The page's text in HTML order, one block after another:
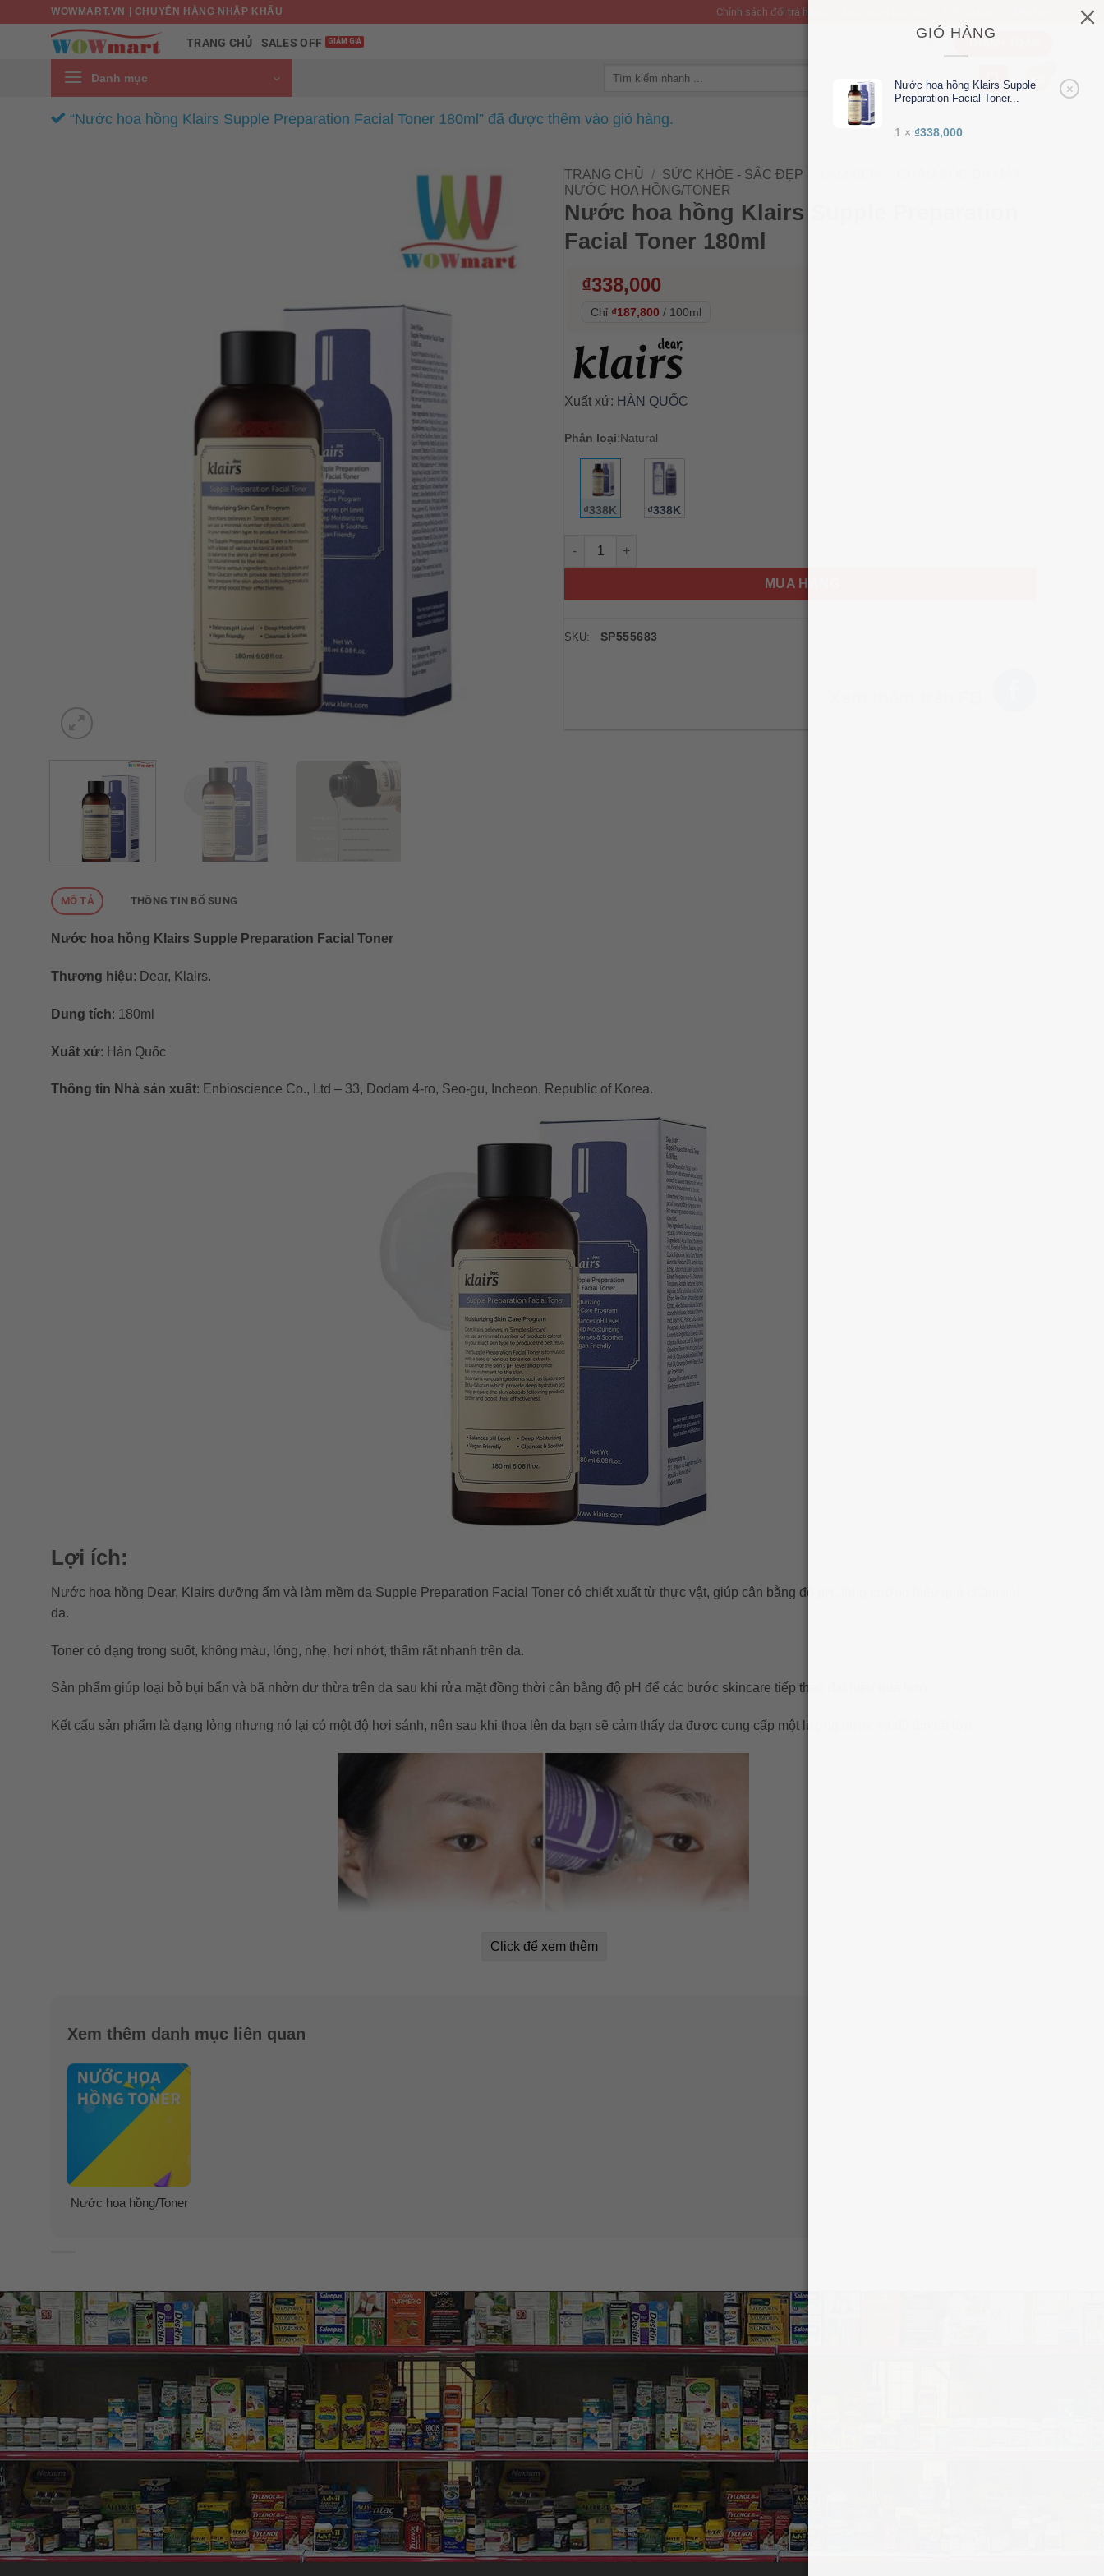
GIỎ HÀNG
×
Nước hoa hồng Klairs Supple
Preparation Facial Toner...
1 × ₫338,000
WOWMART.VN | CHUYÊN HÀNG NHẬP KHẨU Chính sách đổi trả hàng
TRANG CHỦ SALES OFF
Danh mục
“Nước hoa hồng Klairs Supple Preparation Facial Toner 180ml” đã được thêm vào giỏ hàng.
TRANG CHỦ / SỨC KHỎE - SẮC ĐẸP
NƯỚC HOA HỒNG/TONER
Nước hoa hồng Klairs Supple Preparation
Facial Toner 180ml
₫338,000
Chỉ ₫187,800 / 100ml
Xuất xứ: HÀN QUỐC
Phân loại:Natural
₫338K ₫338K
Nước hoa hồng Klairs Supple Preparation Facial Toner 180ml số lượng
MUA HÀNG
SKU: SP555683
MÔ TẢ THÔNG TIN BỔ SUNG
Nước hoa hồng Klairs Supple Preparation Facial Toner
Thương hiệu: Dear, Klairs.
Dung tích: 180ml
Xuất xứ: Hàn Quốc
Thông tin Nhà sản xuất: Enbioscience Co., Ltd – 33, Dodam 4-ro, Seo-gu, Incheon, Republic of Korea.
Lợi ích:
Nước hoa hồng Dear, Klairs dưỡng ẩm và làm mềm da Supple Preparation Facial Toner có chiết xuất từ thực vật, giúp cân bằng độ pH, tăng cường hiệu quả chăm sóc
da.
Toner có dạng trong suốt, không màu, lỏng, nhẹ, hơi nhớt, thấm rất nhanh trên da.
Sản phẩm giúp loại bỏ bụi bẩn và bã nhờn dư thừa trên da sau khi rửa mặt đồng thời cân bằng độ pH để các bước skincare tiếp theo đạt hiệu quả hơn.
Kết cấu sản phẩm là dạng lỏng nhưng nó lại có một độ hơi sánh, nên sau khi thoa lên da bạn sẽ cảm thấy da được cung cấp một lượng nước và độ ẩm rất lớn.
Thành phần:
Sodium Hyaluronate: Cấp nước vượt trội, giúp da được ẩm mượt và mềm mại.
: dưỡng ẩm, giúp da không bị khô.
Axit Amin lúa mì: có công dụng chống v.iêm, giúp giảm v.iêm và cung cấp độ ẩm sâu.
Properties : ngăn ngừa mụn v.iêm, giúp giảm tình trạng mẩn đỏ trên da và mụn trứng cá.
Click để xem thêm
Xem thêm danh mục liên quan
Nước hoa hồng/Toner